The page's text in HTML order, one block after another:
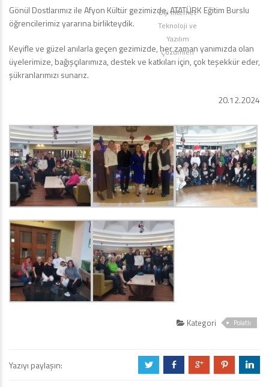
Gönül Dostlarımız ile Afyon Kültür gezimizde, ATATÜRK Eğitim Burslu
öğrencilerimiz yararına birlikteydik.
Keyifle ve güzel anılarla geçen gezimizde, her zaman yanımızda olan
üyelerimize, bağışçılarımıza, destek ve katkıları için, çok teşekkür eder,
şükranlarımızı sunarız.
20.12.2024
Kategori Polatlı
Yazıyı paylaşın: a b c d j
Diji İnternet
Teknoloji ve
Yazılım
Çözümleri